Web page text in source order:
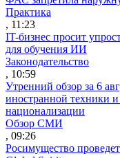
Практика
, 11:23
IT-бизнес просит
для обучения ИИ
Законодательство
, 10:59
Утренний обзор за 6
иностранной техники
национализации
Обзор СМИ
, 09:26
Росимущество